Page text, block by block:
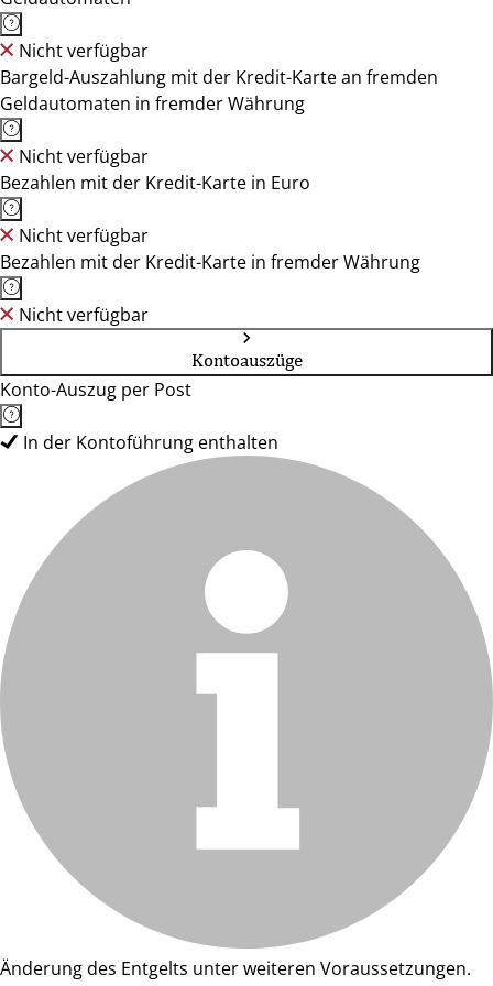
Nicht verfügbar
Bargeld-Auszahlung mit der Kredit-Karte an fremden
Geldautomaten in fremder Währung
Nicht verfügbar
Bezahlen mit der Kredit-Karte in Euro
Nicht verfügbar
Bezahlen mit der Kredit-Karte in fremder Währung
Nicht verfügbar
Kontoauszüge
Konto-Auszug per Post
In der Kontoführung enthalten
Änderung des Entgelts unter weiteren Voraussetzungen.